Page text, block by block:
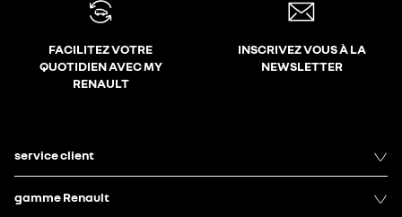
FACILITEZ VOTRE
QUOTIDIEN AVEC MY
RENAULT
INSCRIVEZ VOUS À LA
NEWSLETTER
service client
gamme Renault